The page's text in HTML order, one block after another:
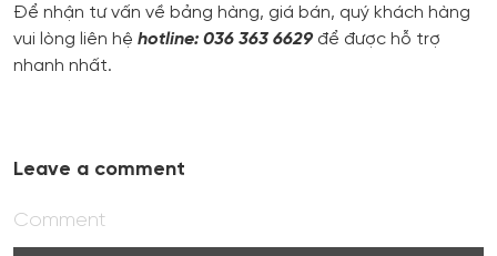
Để nhận tư vấn về bảng hàng, giá bán, quý khách hàng
vui lòng liên hệ hotline: 036 363 6629 để được hỗ trợ
nhanh nhất.
Leave a comment
Comment